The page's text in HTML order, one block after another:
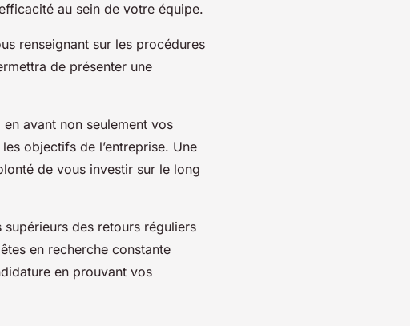
au sein de votre équipe.
renseignant sur les procédures
de présenter une
avant non seulement vos
objectifs de l’entreprise. Une
de vous investir sur le long
supérieurs des retours réguliers
en recherche constante
en prouvant vos